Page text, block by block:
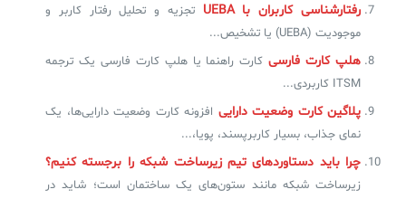
رفتارشناسی کاربران با UEBA
تجزیه و تحلیل رفتار کاربر و
موجودیت (UEBA) یا تشخیص...
هلپ کارت فارسی کارت راهنما یا هلپ کارت فارسی یک ترجمه
ITSM کاربردی...
پلاگین کارت وضعیت دارایی افزونه کارت وضعیت دارایی‌ها، یک
نمای جذاب، بسیار کاربرپسند، پویا،...
چرا باید دستاوردهای تیم زیرساخت شبکه را برجسته کنیم؟
زیرساخت شبکه مانند ستون‌های یک ساختمان است؛ شاید در